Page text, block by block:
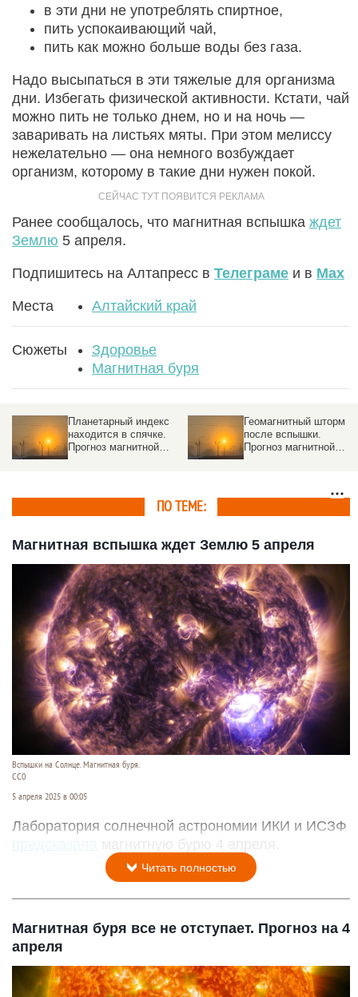
в эти дни не употреблять спиртное,
пить успокаивающий чай,
пить как можно больше воды без газа.
Надо высыпаться в эти тяжелые для организма
дни. Избегать физической активности. Кстати, чай
можно пить не только днем, но и на ночь —
заваривать на листьях мяты. При этом мелиссу
нежелательно — она немного возбуждает
организм, которому в такие дни нужен покой.
Ранее сообщалось, что магнитная вспышка ждет
Землю 5 апреля.
Подпишитесь на Алтапресс в Телеграме и в Max
Места Алтайский край
Сюжеты
Здоровье
Магнитная буря
Планетарный индекс
находится в спячке.
Прогноз магнитной
Геомагнитный шторм
после вспышки.
Прогноз магнитной
ПО ТЕМЕ:
Магнитная вспышка ждет Землю 5 апреля
Вспышки на Солнце. Магнитная буря.
СС0
5 апреля 2025 в 00:05
Лаборатория солнечной астрономии ИКИ и ИСЗФ
предсказала
магнитную бурю 4 апреля.
Читать полностью
Магнитная буря все не отступает. Прогноз на 4
апреля